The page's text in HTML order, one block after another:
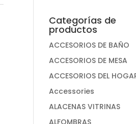
Categorías de
productos
ACCESORIOS DE BAÑO
ACCESORIOS DE MESA
ACCESORIOS DEL
Accessories
ALACENAS VITRINAS
ALFOMBRAS